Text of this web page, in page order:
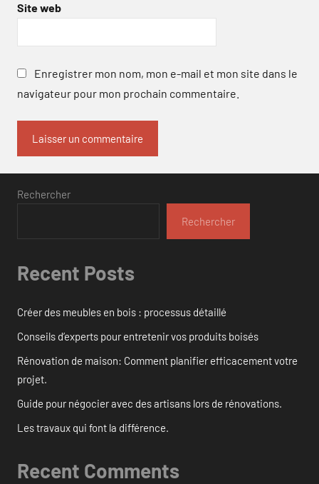
Site web
Enregistrer mon nom, mon e-mail et mon site dans le
navigateur pour mon prochain commentaire.
Rechercher
Rechercher
Recent Posts
Créer des meubles en bois : processus détaillé
Conseils d’experts pour entretenir vos produits boisés
Rénovation de maison: Comment planifier efficacement votre
projet.
Guide pour négocier avec des artisans lors de rénovations.
Les travaux qui font la différence.
Recent Comments